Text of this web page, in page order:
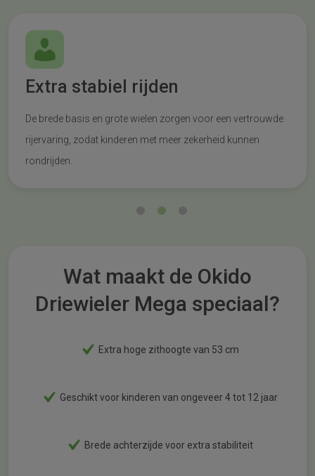
Extra stabiel rijden
De brede basis en grote wielen zorgen voor een vertrouwde
rijervaring, zodat kinderen met meer zekerheid kunnen
rondrijden.
Wat maakt de Okido
Driewieler Mega speciaal?
Extra hoge zithoogte van 53 cm
Geschikt voor kinderen van ongeveer 4 tot 12 jaar
Brede achterzijde voor extra stabiliteit